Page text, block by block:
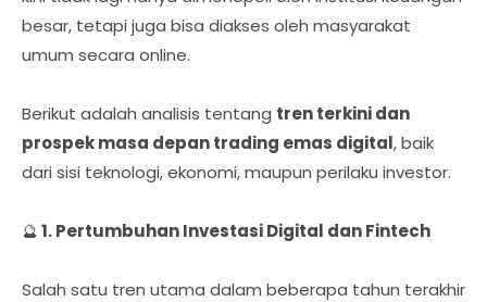
besar, tetapi juga bisa diakses oleh masyarakat
umum secara online.
Berikut adalah analisis tentang tren terkini dan
prospek masa depan trading emas digital, baik
dari sisi teknologi, ekonomi, maupun perilaku investor.
🔮 1. Pertumbuhan Investasi Digital dan Fintech
Salah satu tren utama dalam beberapa tahun terakhir